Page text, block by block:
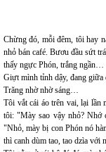
Chừng đó, mỗi đêm, tôi hay
nhỏ bán café. Bươu đầu sứt
thấy ngực Phón, trắng ngần…
Giựt mình tỉnh dậy, đang giữa
Trăng nhờ nhờ sáng…
Tôi vắt cái áo trên vai, lại lần
tôi: "Mày sao vậy nhỏ? Nhớ
"Nhỏ, mày bị con Phón nó
thì canh dùm tao, tao dzìa với